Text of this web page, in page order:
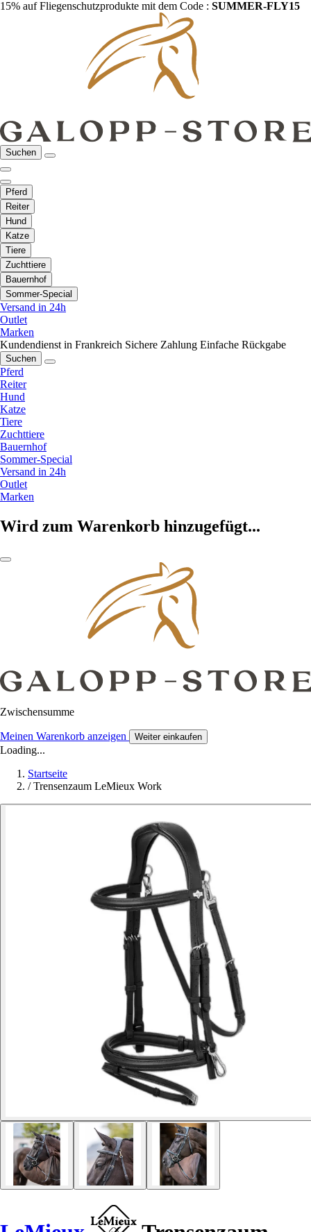
15% auf Fliegenschutzprodukte mit dem Code : SUMMER-FLY15
Suchen
Pferd
Reiter
Hund
Katze
Tiere
Zuchttiere
Bauernhof
Sommer-Special
Versand in 24h
Outlet
Marken
Kundendienst in Frankreich Sichere Zahlung Einfache Rückgabe
Suchen
Pferd
Reiter
Hund
Katze
Tiere
Zuchttiere
Bauernhof
Sommer-Special
Versand in 24h
Outlet
Marken
Wird zum Warenkorb hinzugefügt...
Zwischensumme
Meinen Warenkorb anzeigen Weiter einkaufen
Loading...
Startseite
/ Trensenzaum LeMieux Work